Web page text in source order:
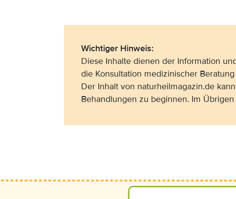
Wichtiger Hinweis:
Diese Inhalte dienen der Information
die Konsultation medizinischer
Der Inhalt von naturheilmagazin.de
Behandlungen zu beginnen. Im